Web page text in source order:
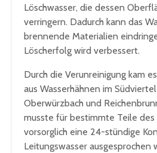
Löschwasser, die dessen
verringern. Dadurch kann das
brennende Materialien
Löscherfolg wird verbessert.
Durch die Verunreinigung kam
aus Wasserhähnen im
Oberwürzbach und
musste für bestimmte Teile
vorsorglich eine 24-stündige
Leitungswasser ausgesprochen